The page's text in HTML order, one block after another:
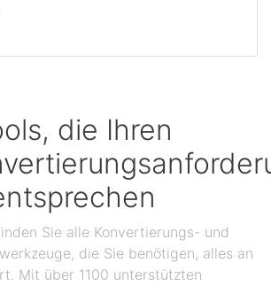
die Ihren
Sie alle Konvertierungs- und
die Sie benötigen, alles an
Mit über 1100 unterstützten